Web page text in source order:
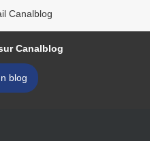
Canalblog
Canalblog
blog